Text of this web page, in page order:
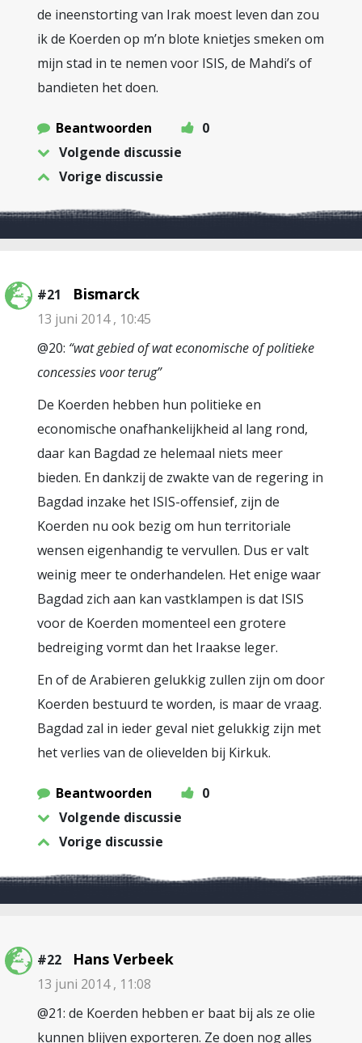
de ineenstorting van Irak moest leven dan zou
ik de Koerden op m’n blote knietjes smeken om
mijn stad in te nemen voor ISIS, de Mahdi’s of
bandieten het doen.
Beantwoorden
0
Volgende discussie
Vorige discussie
#21 Bismarck
13 juni 2014 , 10:45
@20: “wat gebied of wat economische of politieke
concessies voor terug”
De Koerden hebben hun politieke en
economische onafhankelijkheid al lang rond,
daar kan Bagdad ze helemaal niets meer
bieden. En dankzij de zwakte van de regering in
Bagdad inzake het ISIS-offensief, zijn de
Koerden nu ook bezig om hun territoriale
wensen eigenhandig te vervullen. Dus er valt
weinig meer te onderhandelen. Het enige waar
Bagdad zich aan kan vastklampen is dat ISIS
voor de Koerden momenteel een grotere
bedreiging vormt dan het Iraakse leger.
En of de Arabieren gelukkig zullen zijn om door
Koerden bestuurd te worden, is maar de vraag.
Bagdad zal in ieder geval niet gelukkig zijn met
het verlies van de olievelden bij Kirkuk.
Beantwoorden
0
Volgende discussie
Vorige discussie
#22 Hans Verbeek
13 juni 2014 , 11:08
@21: de Koerden hebben er baat bij als ze olie
kunnen blijven exporteren. Ze doen nog alles